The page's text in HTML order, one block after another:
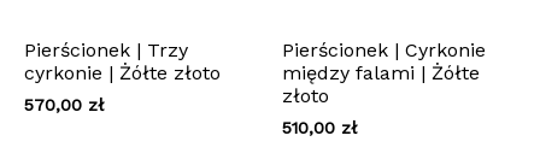
Pierścionek | Trzy
cyrkonie | Żółte złoto
570,00 zł
Pierścionek | Cyrkonie
między falami | Żółte
złoto
510,00 zł